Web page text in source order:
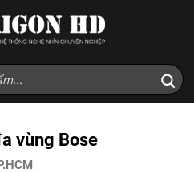
vùng Bose